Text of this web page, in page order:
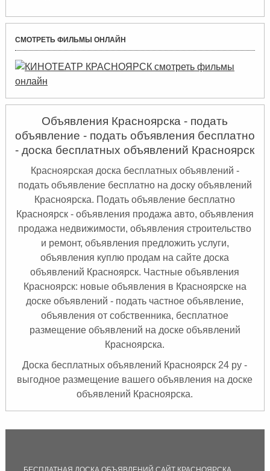
СМОТРЕТЬ ФИЛЬМЫ ОНЛАЙН
Объявления Красноярска - подать
объявление - подать объявления бесплатно
- доска бесплатных объявлений Красноярск
Красноярская доска бесплатных объявлений -
подать объявление бесплатно на доску объявлений
Красноярска. Подать объявление бесплатно
Красноярск- объявления продажа авто, объявления
продажа недвижимости, объявления строительство
и ремонт, объявления предложить услуги,
объявления куплю продам на сайте доска
объявлений Красноярск. Частные объявления
Красноярск: новые объявления в Красноярске на
доске объявлений - подать частное объявление,
объявления от собственника, бесплатное
размещение объявлений на доске объявлений
Красноярска.
Доска бесплатных объявлений Красноярск 24 ру -
выгодное размещение вашего объявления на доске
объявлений Красноярска.